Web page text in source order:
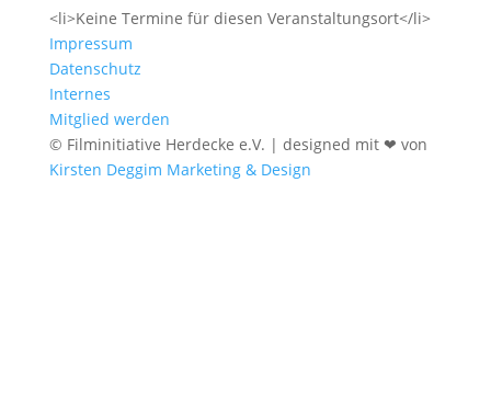
<li>Keine Termine für diesen Veranstaltungsort</li>
Impressum
Datenschutz
Internes
Mitglied werden
© Filminitiative Herdecke e.V. | designed mit ❤ von
Kirsten Deggim Marketing & Design